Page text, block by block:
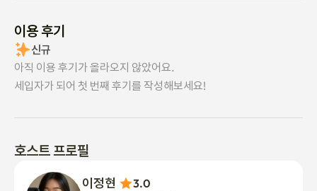
이용 후기
신규
아직 이용 후기가 올라오지 않았어요.
세입자가 되어 첫 번째 후기를 작성해보세요!
호스트 프로필
3.0